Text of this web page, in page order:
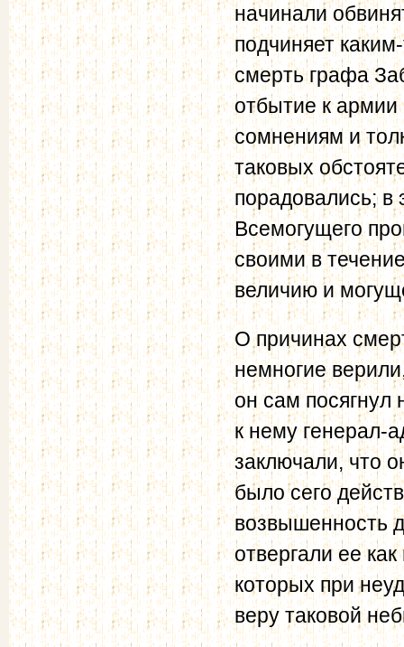
начинали
подчиняет
смерть графа
отбытие к
сомнениям и
таковых
порадовались; в
Всемогущего
своими в
величию и
О причинах
немногие
он сам посягнул
к нему генерал-
заключали, что
было сего
возвышенность
отвергали ее
которых при
веру таковой